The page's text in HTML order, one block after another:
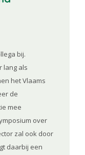
bij.
lang als
het Vlaams
de
mee
over
zal ook door
daarbij een